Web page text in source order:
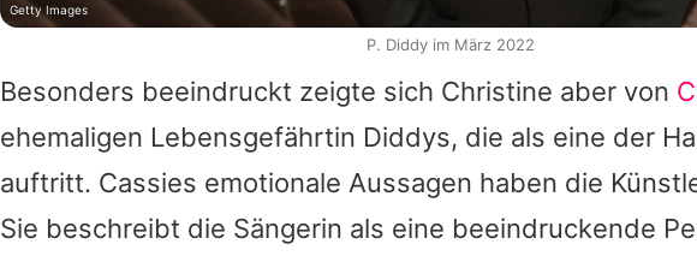
Besonders beeindruckt zeigte sich Christine aber von
ehemaligen Lebensgefährtin Diddys, die als eine der
auftritt. Cassies emotionale Aussagen haben die
Sie beschreibt die Sängerin als eine beeindruckende
Getty Images
P. Diddy im März 2022